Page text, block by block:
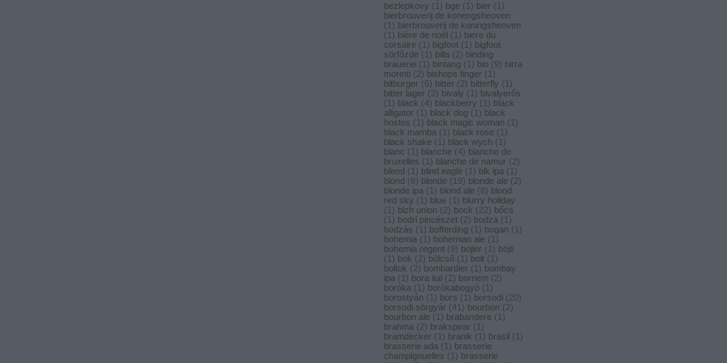
bezlepkovy ( 1 ) bge ( 1 ) bier ( 1 )
bierbrouverij de konengsheoven
( 1 ) bierbrouverij de koningsheoven
( 1 ) biére de noël ( 1 ) biere du
corsaire ( 1 ) bigfoot ( 1 ) bigfoot
sörfőzde ( 1 ) billa ( 2) binding
brauerei ( 1 ) bintang ( 1 ) bio ( 9) birra
moretti ( 2) bishops finger ( 1 )
bitburger ( 6 ) bitter ( 2) bitterfly ( 1 )
bitter lager ( 2) bivaly ( 1 ) bivalyerős
( 1 ) black ( 4) blackberry ( 1 ) black
alligator ( 1 ) black dog ( 1 ) black
hostes ( 1 ) black magic woman ( 1 )
black mamba ( 1 ) black rose ( 1 )
black shake ( 1 ) black wych ( 1 )
blanc ( 1 ) blanche ( 4) blanche de
bruxelles ( 1 ) blanche de namur ( 2)
blend ( 1 ) blind eagle ( 1 ) blk ipa ( 1 )
blond ( 8) blonde ( 19) blonde ale ( 2)
blonde ipa ( 1 ) blond ale ( 8) blood
red sky ( 1 ) blue ( 1 ) blurry holiday
( 1 ) blzh union ( 2) bock ( 22) bőcs
( 1 ) bodri pincészet ( 2) bodza ( 1 )
bodzás ( 1 ) bofferding ( 1 ) bogan ( 1 )
bohemia ( 1 ) bohemian ale ( 1 )
bohemia regent ( 9) bojler ( 1 ) böjti
( 1 ) bok ( 2) bölcső ( 1 ) bolt ( 1 )
boltok ( 2) bombardier ( 1 ) bombay
ipa ( 1 ) bora ital ( 2) bornem ( 2)
boróka ( 1 ) borókabogyó ( 1 )
borostyán ( 1 ) bors ( 1 ) borsodi ( 20)
borsodi sörgyár ( 41 ) bourbon ( 2)
bourbon ale ( 1 ) brabandere ( 1 )
brahma ( 2) brakspear ( 1 )
bramdecker ( 1 ) branik ( 1 ) brasil ( 1 )
brasserie ada ( 1 ) brasserie
champignuelles ( 1 ) brasserie